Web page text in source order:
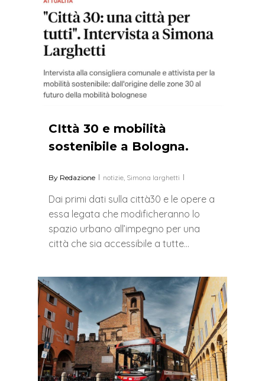
CIttà 30 e mobilità
sostenibile a Bologna.
By Redazione notizie, Simona larghetti
Dai primi dati sulla città30 e le opere a
essa legata che modificheranno lo
spazio urbano all’impegno per una
città che sia accessibile a tutte…
0